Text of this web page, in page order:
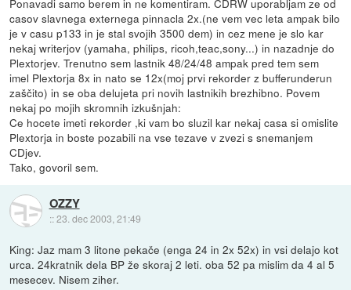
Ponavadi samo berem in ne komentiram. CDRW uporabljam ze od
casov slavnega externega pinnacla 2x.(ne vem vec leta ampak bilo
je v casu p133 in je stal svojih 3500 dem) in cez mene je slo kar
nekaj writerjov (yamaha, philips, ricoh,teac,sony...) in nazadnje do
Plextorjev. Trenutno sem lastnik 48/24/48 ampak pred tem sem
imel Plextorja 8x in nato se 12x(moj prvi rekorder z bufferunderun
zaščito) in se oba delujeta pri novih lastnikih brezhibno. Povem
nekaj po mojih skromnih izkušnjah:
Ce hocete imeti rekorder ,ki vam bo sluzil kar nekaj casa si omislite
Plextorja in boste pozabili na vse tezave v zvezi s snemanjem
CDjev.
Tako, govoril sem.
OZZY
::23. dec 2003, 21:49
King: Jaz mam 3 litone pekače (enga 24 in 2x 52x) in vsi delajo kot
urca. 24kratnik dela BP že skoraj 2 leti. oba 52 pa mislim da 4 al 5
mesecev. Nisem ziher.